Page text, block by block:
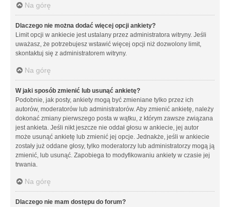
Na górę
Dlaczego nie można dodać więcej opcji ankiety?
Limit opcji w ankiecie jest ustalany przez administratora witryny. Jeśli
uważasz, że potrzebujesz wstawić więcej opcji niż dozwolony limit,
skontaktuj się z administratorem witryny.
Na górę
W jaki sposób zmienić lub usunąć ankietę?
Podobnie, jak posty, ankiety mogą być zmieniane tylko przez ich
autorów, moderatorów lub administratorów. Aby zmienić ankietę, należy
dokonać zmiany pierwszego posta w wątku, z którym zawsze związana
jest ankieta. Jeśli nikt jeszcze nie oddał głosu w ankiecie, jej autor
może usunąć ankietę lub zmienić jej opcje. Jednakże, jeśli w ankiecie
zostały już oddane głosy, tylko moderatorzy lub administratorzy mogą ją
zmienić, lub usunąć. Zapobiega to modyfikowaniu ankiety w czasie jej
trwania.
Na górę
Dlaczego nie mam dostępu do forum?